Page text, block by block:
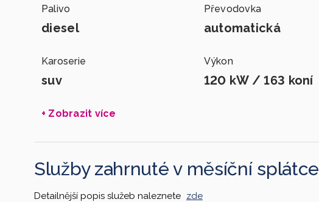
Palivo
diesel
Převodovka
automatická
Karoserie
suv
Výkon
120 kW / 163 koní
+ Zobrazit více
Služby zahrnuté v měsíční splátce
Detailnější popis služeb naleznete zde